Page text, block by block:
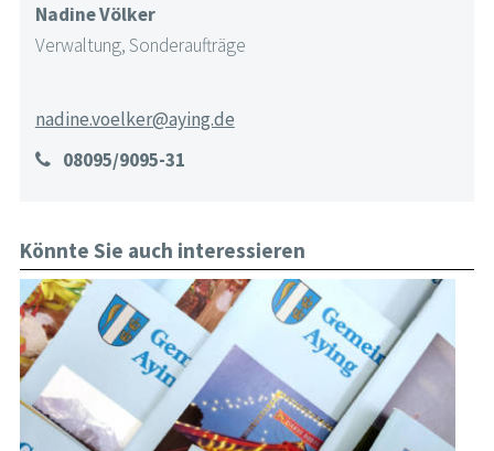
Nadine Völker
Verwaltung, Sonderaufträge
nadine.voelker@aying.de
08095/9095-31
Könnte Sie auch interessieren